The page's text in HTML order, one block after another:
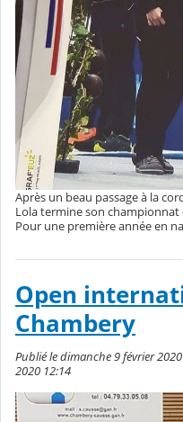
Après un beau passage à la
Lola termine son championnat
Pour une première année en
Open
Chambery
Publié le dimanche 9 février
2020 12:14